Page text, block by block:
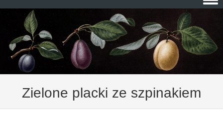
Skip to content
Zielone placki ze szpinakiem